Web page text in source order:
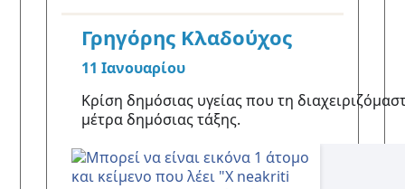
Γρηγόρης Κλαδούχος
11 Ιανουαρίου
ο
ι
ν
ο
π
ο
Κρίση δημόσιας υγείας που τη
μέτρα δημόσιας τάξης.